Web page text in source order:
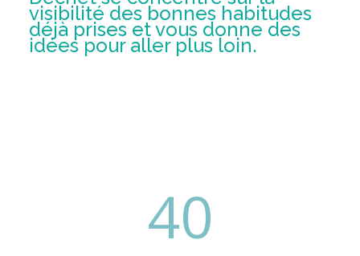
visibilité des bonneshabitudes
déjà prisesetvous donne des
idéespour allerplus loin.
40